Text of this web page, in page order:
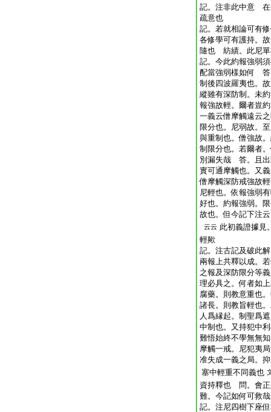
記。注非此中意 在
疏意也
記。若就相論可有
各修學可有護持。
隨也 紡績。此尼單
記。今此約報強弱
配當強弱樣如何 答
制後四波羅夷也。
縱雖有深防制。未
報強故輕。爾者豈
一義云僧摩觸遠云
限分也。尼弱故。
與重制也。僧強故
制限分也。若爾者
別漏失哉 答。且出
實可通摩觸也。又
僧摩觸深防戒強故
尼輕也。依報強弱
好也。約報強弱。
故也。但今記下注
云云 此初義證據見
輕歟
記。注古記及破此
兩報上共釋以成。
之報及深防限分等
理必具之。何者如
腐藥。則教意重也
諸長。則教旨輕也
人爲縁起。制聖爲
中制也。又持犯中
難悟始終不學無無
摩觸一戒。尼犯夷
准失成一義之局。
塞中輕重不同義也
資持釋也 問。會正
難。今記如何可救
記。注尼四樹下座